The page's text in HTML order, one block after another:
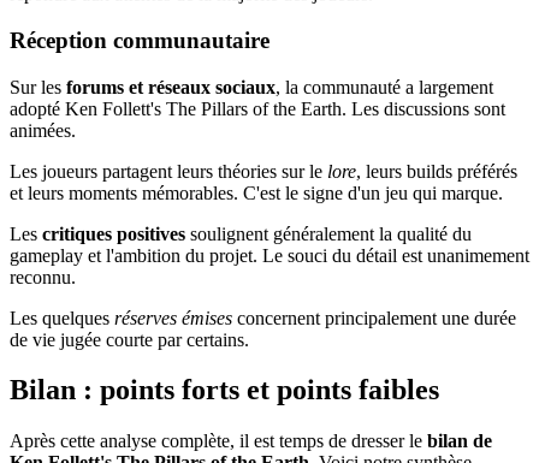
Réception communautaire
Sur les forums et réseaux sociaux, la communauté a largement
adopté Ken Follett's The Pillars of the Earth. Les discussions sont
animées.
Les joueurs partagent leurs théories sur le lore, leurs builds préférés
et leurs moments mémorables. C'est le signe d'un jeu qui marque.
Les critiques positives soulignent généralement la qualité du
gameplay et l'ambition du projet. Le souci du détail est unanimement
reconnu.
Les quelques réserves émises concernent principalement une durée
de vie jugée courte par certains.
Bilan : points forts et points faibles
Après cette analyse complète, il est temps de dresser le bilan de